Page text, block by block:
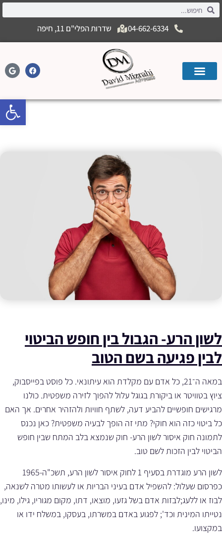
04-662-6334 שדרות הפלי"ם 11, חיפה
לשון הרע- הגבול בין חופש הביטוי לבין
לשון הרע- הגבול בין חופש הביטוי
לבין פגיעה בשם הטוב
במאה ה־21, כל אדם עם מקלדת הוא עיתונאי. כל פוסט בפייסבוק,
ציוץ בטוויטר או ביקורת בגוגל עלול להפוך לזירה משפטית. כולנו
מרגישים חופשיים להביע דעה, לשתף חוויות ולהזהיר אחרים. אך האם
כל ביטוי כזה הוא חוקי? מתי זה הופך לבעיה משפטית? כאן נכנס
לתמונה חוק איסור לשון הרע- חוק שנמצא בלב המתח שבין חופש
הביטוי לבין הזכות לשם טוב.
לשון הרע מוגדרת בסעיף 1 לחוק איסור לשון הרע, תשכ"ה-1965
כפרסום שעלול: להשפיל אדם בעיני הבריות או לעשותו מטרה לשנאה,
לבוז או ללעג;לבזות אדם בשל גזעו, מוצאו, דתו, מקום מגוריו, גילו, מינו,
נטייתו המינית וכד'; לפגוע באדם במשרתו, בעסקו, במשלח ידו או
במקצועו.